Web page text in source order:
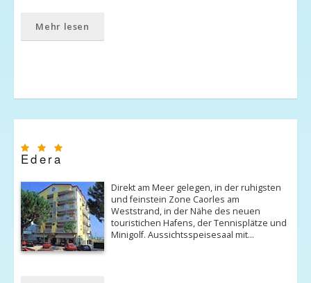
Mehr lesen
Edera
Direkt am Meer gelegen, in der ruhigsten
und feinstein Zone Caorles am
Weststrand, in der Nähe des neuen
touristichen Hafens, der Tennisplätze und
Minigolf. Aussichtsspeisesaal mit…